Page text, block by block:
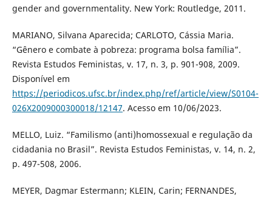
gender and governmentality. New York: Routledge, 2011.
MARIANO, Silvana Aparecida; CARLOTO, Cássia Maria.
“Gênero e combate à pobreza: programa bolsa família”.
Revista Estudos Feministas, v. 17, n. 3, p. 901-908, 2009.
Disponível em
https://periodicos.ufsc.br/index.php/ref/article/view/S0104-
026X2009000300018/12147. Acesso em 10/06/2023.
MELLO, Luiz. “Familismo (anti)homossexual e regulação da
cidadania no Brasil”. Revista Estudos Feministas, v. 14, n. 2,
p. 497-508, 2006.
MEYER, Dagmar Estermann; KLEIN, Carin; FERNANDES,